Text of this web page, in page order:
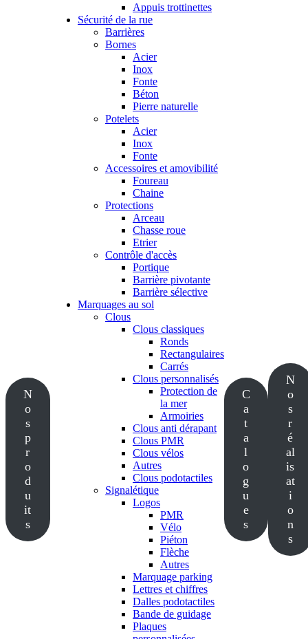
N
o
s
p
r
o
d
u
it
s
Appuis trottinettes
Sécurité de la rue
Barrières
Bornes
Acier
Inox
Fonte
Béton
Pierre naturelle
Potelets
Acier
Inox
Fonte
Accessoires et amovibilité
Foureau
Chaine
Protections
Arceau
Chasse roue
Etrier
Contrôle d'accès
Portique
Barrière pivotante
Barrière sélective
Marquages au sol
Clous
Clous classiques
Ronds
Rectangulaires
Carrés
Clous personnalisés
Protection de
la mer
Armoiries
Clous anti dérapant
Clous PMR
Clous vélos
Autres
Clous podotactiles
Signalétique
Logos
PMR
Vélo
Piéton
Flèche
Autres
Marquage parking
Lettres et chiffres
Dalles podotactiles
Bande de guidage
Plaques
C
a
t
a
l
o
g
u
e
s
N
o
s
r
é
al
is
at
i
o
n
s